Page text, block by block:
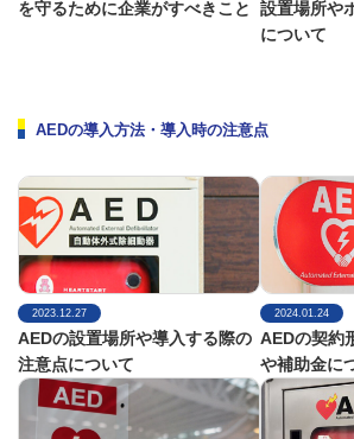
を守るために企業がすべきこと
設置場所や
について
AEDの導入方法・導入時の注意点
2023.12.27
AEDの設置場所や導入する際の
注意点について
2024.01.24
AEDの契約
や補助金に